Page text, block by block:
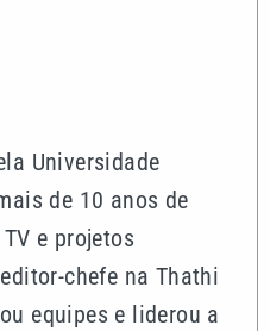
Universidade
de 10 anos de
e projetos
chefe na Thathi
equipes e liderou a